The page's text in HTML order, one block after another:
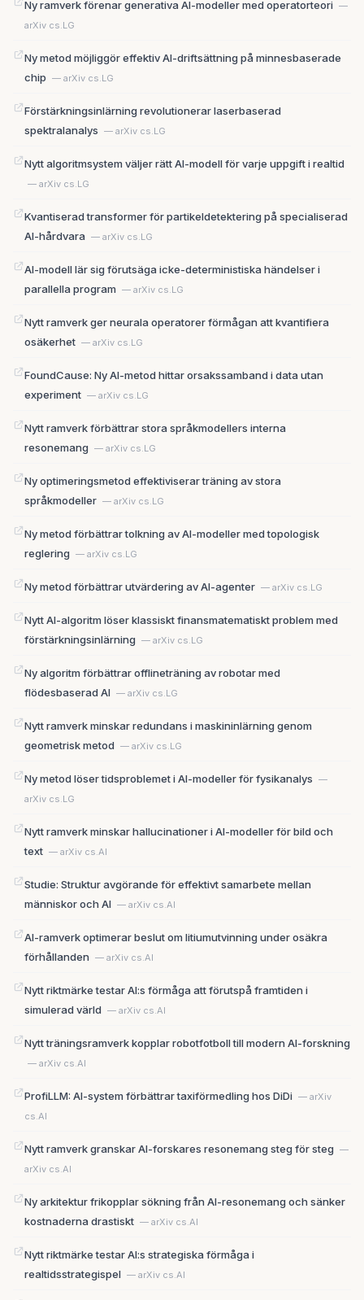
Ny ramverk förenar generativa AI-modeller med operatorteori —
arXiv cs.LG
Ny metod möjliggör effektiv AI-driftsättning på minnesbaserade
chip — arXiv cs.LG
Förstärkningsinlärning revolutionerar laserbaserad
spektralanalys — arXiv cs.LG
Nytt algoritmsystem väljer rätt AI-modell för varje uppgift i realtid
— arXiv cs.LG
Kvantiserad transformer för partikeldetektering på specialiserad
AI-hårdvara — arXiv cs.LG
AI-modell lär sig förutsäga icke-deterministiska händelser i
parallella program — arXiv cs.LG
Nytt ramverk ger neurala operatorer förmågan att kvantifiera
osäkerhet — arXiv cs.LG
FoundCause: Ny AI-metod hittar orsakssamband i data utan
experiment — arXiv cs.LG
Nytt ramverk förbättrar stora språkmodellers interna
resonemang — arXiv cs.LG
Ny optimeringsmetod effektiviserar träning av stora
språkmodeller — arXiv cs.LG
Ny metod förbättrar tolkning av AI-modeller med topologisk
reglering — arXiv cs.LG
Ny metod förbättrar utvärdering av AI-agenter — arXiv cs.LG
Nytt AI-algoritm löser klassiskt finansmatematiskt problem med
förstärkningsinlärning — arXiv cs.LG
Ny algoritm förbättrar offlineträning av robotar med
flödesbaserad AI — arXiv cs.LG
Nytt ramverk minskar redundans i maskininlärning genom
geometrisk metod — arXiv cs.LG
Ny metod löser tidsproblemet i AI-modeller för fysikanalys —
arXiv cs.LG
Nytt ramverk minskar hallucinationer i AI-modeller för bild och
text — arXiv cs.AI
Studie: Struktur avgörande för effektivt samarbete mellan
människor och AI — arXiv cs.AI
AI-ramverk optimerar beslut om litiumutvinning under osäkra
förhållanden — arXiv cs.AI
Nytt riktmärke testar AI:s förmåga att förutspå framtiden i
simulerad värld — arXiv cs.AI
Nytt träningsramverk kopplar robotfotboll till modern AI-forskning
— arXiv cs.AI
ProfiLLM: AI-system förbättrar taxiförmedling hos DiDi — arXiv
cs.AI
Nytt ramverk granskar AI-forskares resonemang steg för steg —
arXiv cs.AI
Ny arkitektur frikopplar sökning från AI-resonemang och sänker
kostnaderna drastiskt — arXiv cs.AI
Nytt riktmärke testar AI:s strategiska förmåga i
realtidsstrategispel — arXiv cs.AI